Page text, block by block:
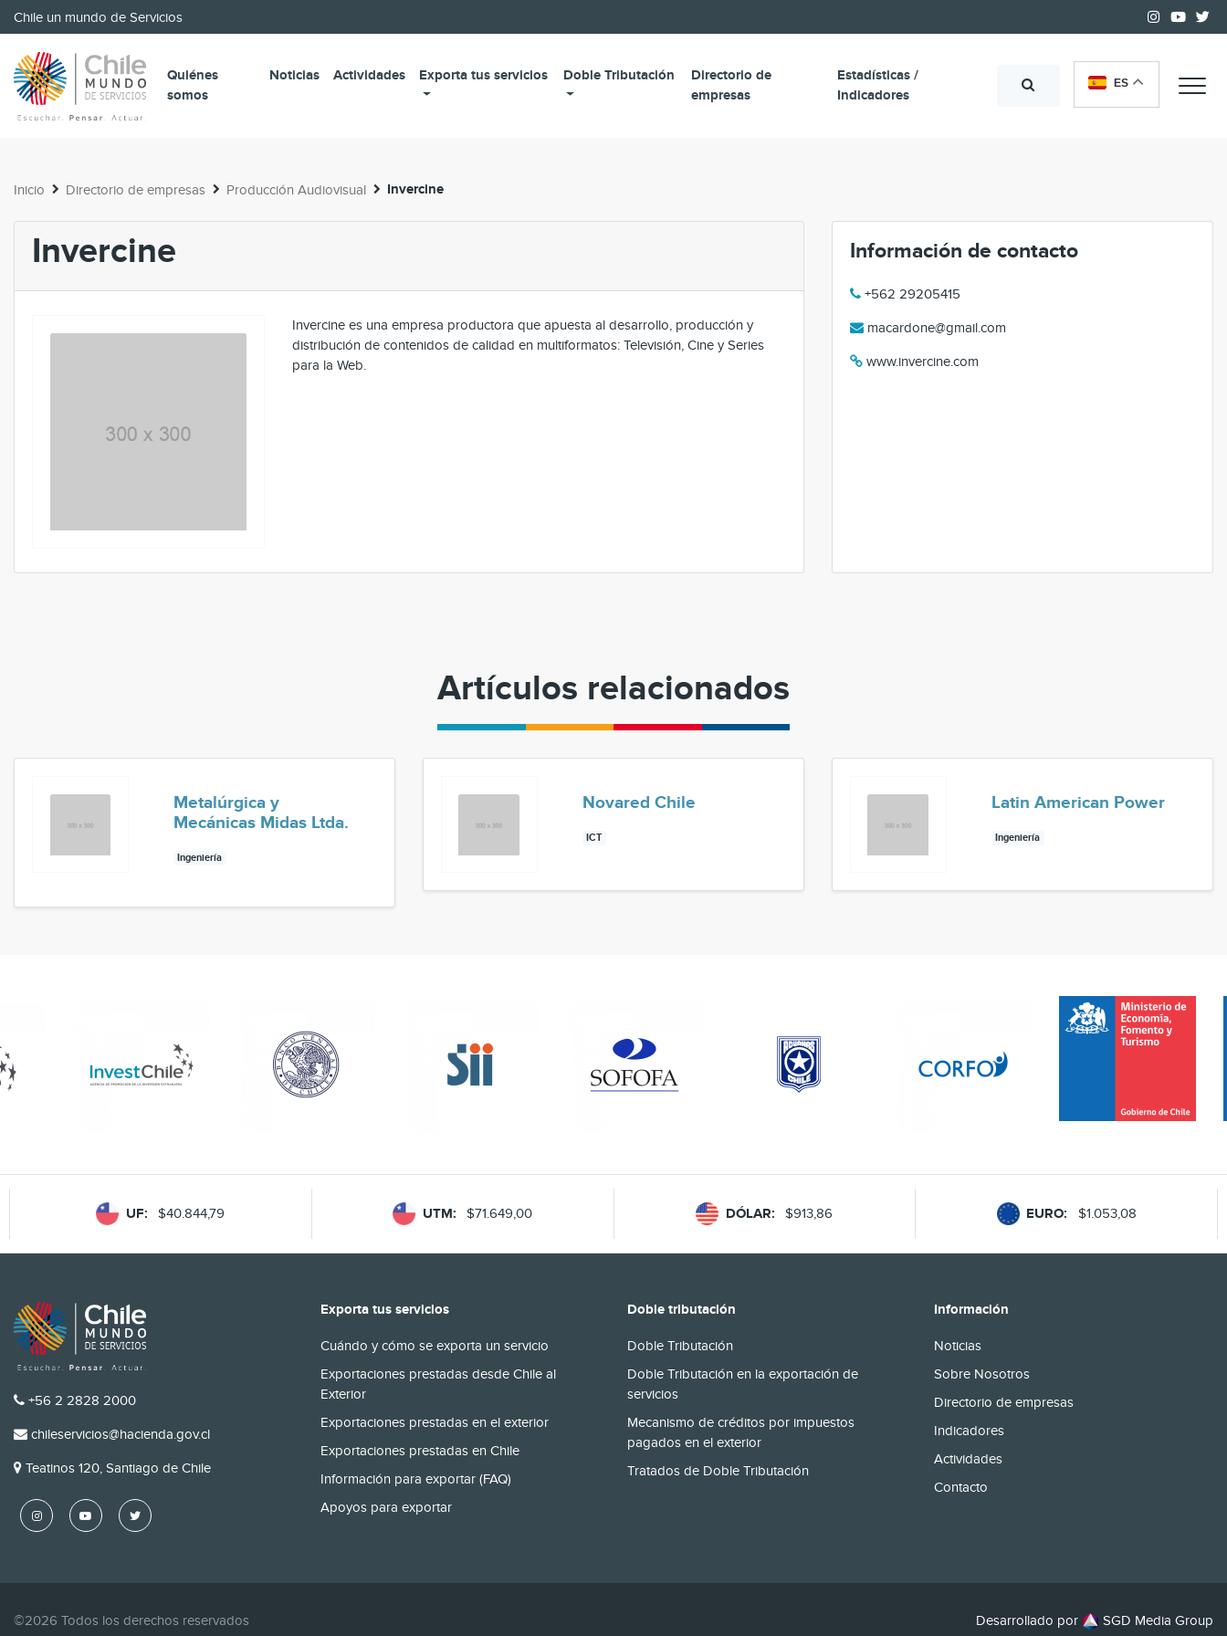
Chile un mundo de Servicios
Quiénes
somos
Noticias Actividades Exporta tus servicios Doble Tributación
Directorio de
empresas
Estadísticas /
Indicadores
ES
Inicio Directorio de empresas Producción Audiovisual Invercine
Invercine
Invercine es una empresa productora que apuesta al desarrollo, producción y
distribución de contenidos de calidad en multiformatos: Televisión, Cine y Series
para la Web.
Información de contacto
+562 29205415
macardone@gmail.com
www.invercine.com
Artículos relacionados
Metalúrgica y
Mecánicas Midas Ltda.
Ingeniería
Novared Chile
ICT
Latin American Power
Ingeniería
UF: $40.844,79 UTM: $71.649,00 DÓLAR: $913,86 EURO: $1.053,08
TELÉFONO
+56 2 2828 2000
EMAIL
chileservicios@hacienda.gov.cl
DIRECCIÓN
Teatinos 120, Santiago de Chile
Exporta tus servicios
Cuándo y cómo se exporta un servicio
Exportaciones prestadas desde Chile al
Exterior
Exportaciones prestadas en el exterior
Exportaciones prestadas en Chile
Información para exportar (FAQ)
Apoyos para exportar
Doble tributación
Doble Tributación
Doble Tributación en la exportación de
servicios
Mecanismo de créditos por impuestos
pagados en el exterior
Tratados de Doble Tributación
Información
Noticias
Sobre Nosotros
Directorio de empresas
Indicadores
Actividades
Contacto
©2026 Todos los derechos reservados Desarrollado por SGD Media Group